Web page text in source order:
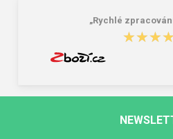
„Rychlé